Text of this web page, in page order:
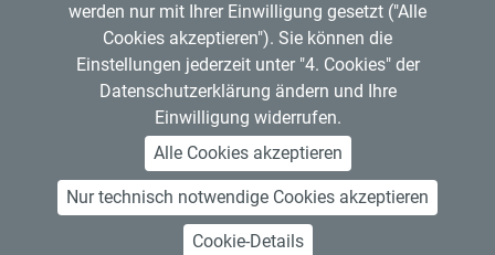
Regensburger Verkehrsverbund GmbH
VDV
Copyright © 2026 RVV
RVV-Kundenzentrum
Hemauerstr. 1, 93047 Regensburg
About UsContact UsLegal NoticePrivacy Policy
GDPR Art. 13 Information RequirementsAccessibility
werden nur mit Ihrer Einwilligung gesetzt ("Alle
Cookies akzeptieren"). Sie können die
Einstellungen jederzeit unter "4. Cookies" der
Datenschutzerklärung ändern und Ihre
Einwilligung widerrufen.
Alle Cookies akzeptieren
Nur technisch notwendige Cookies akzeptieren
Cookie-Details